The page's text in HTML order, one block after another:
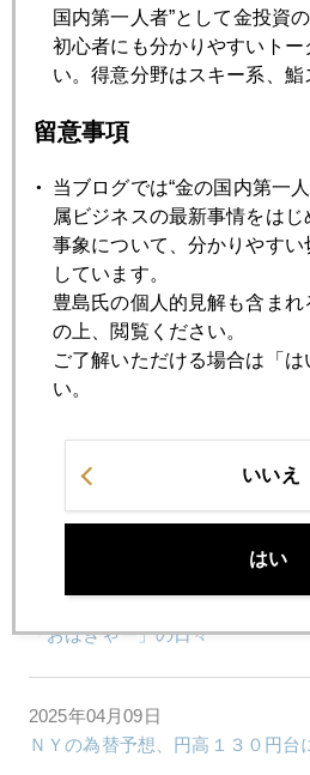
2025年04月17日
米機関投資家調査、ＮＯ１の投
押さえ「金」１位
国際金価格、３３００ドル視野
2025年04月15日
３２００ドル超え、やっと一服
2025年04月14日
トランプ金高、３２００ドル突破
「おはぎゃー」の日々
2025年04月09日
ＮＹの為替予想、円高１３０円台
国内第一人者”として金投資
初心者にも分かりやすいト
い。得意分野はスキー系、鮨
留意事項
当ブログでは“金の国内第一
属ビジネスの最新事情をは
事象について、分かりやす
しています。
豊島氏の個人的見解も含ま
の上、閲覧ください。
ご了解いただける場合は「
い。
いいえ
はい